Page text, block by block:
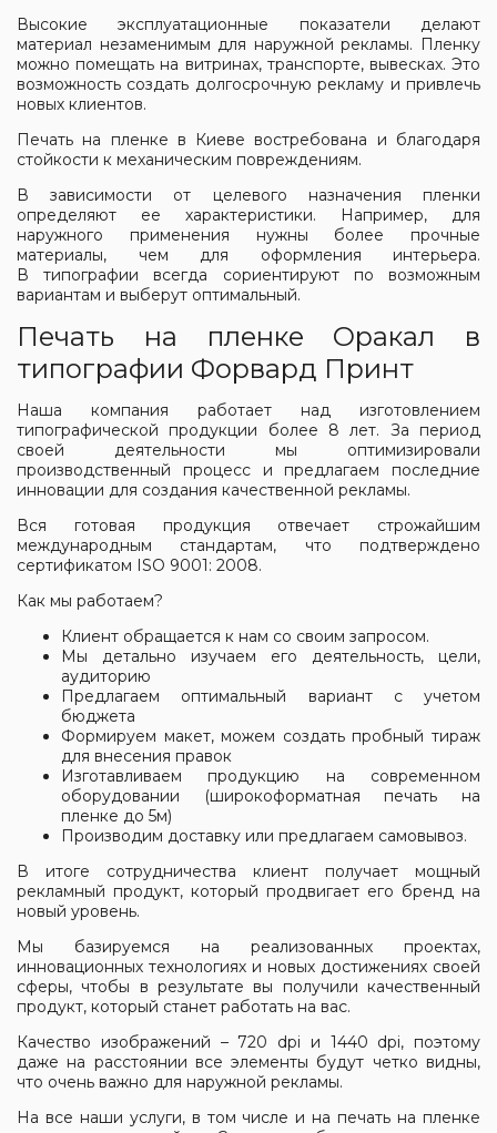
Высокие эксплуатационные показатели делают
материал незаменимым для наружной рекламы. Пленку
можно помещать на витринах, транспорте, вывесках. Это
возможность создать долгосрочную рекламу и привлечь
новых клиентов.
Печать на пленке в Киеве востребована и благодаря
стойкости к механическим повреждениям.
В зависимости от целевого назначения пленки
определяют ее характеристики. Например, для
наружного применения нужны более прочные
материалы, чем для оформления интерьера.
Втипографии всегда сориентируют по возможным
вариантам и выберут оптимальный.
Печать на пленке Оракал в
типографии Форвард Принт
Наша компания работает над изготовлением
типографической продукции более 8 лет. За период
своей деятельности мы оптимизировали
производственный процесс и предлагаем последние
инновации для создания качественной рекламы.
Вся готовая продукция отвечает строжайшим
международным стандартам, что подтверждено
сертификатом ISO 9001: 2008.
Как мы работаем?
Клиент обращается к нам со своим запросом.
Мы детально изучаем его деятельность, цели,
аудиторию
Предлагаем оптимальный вариант с учетом
бюджета
Формируем макет, можем создать пробный тираж
для внесения правок
Изготавливаем продукцию на современном
оборудовании (широкоформатная печать на
пленке до 5м)
Производим доставку или предлагаем самовывоз.
В итоге сотрудничества клиент получает мощный
рекламный продукт, который продвигает его бренд на
новый уровень.
Мы базируемся на реализованных проектах,
инновационных технологиях и новых достижениях своей
сферы, чтобы в результате вы получили качественный
продукт, который станет работать на вас.
Качество изображений – 720 dpi и 1440 dpi, поэтому
даже на расстоянии все элементы будут четко видны,
что очень важно для наружной рекламы.
На все наши услуги, в том числе и на печать на пленке